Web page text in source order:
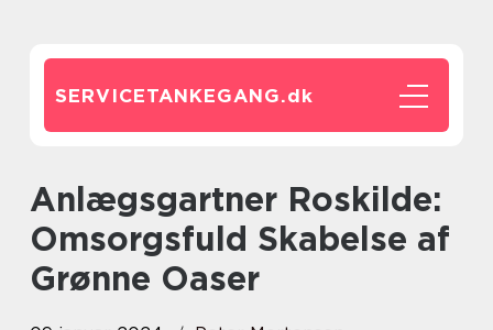
SERVICETANKEGANG.dk
Anlægsgartner Roskilde:
Omsorgsfuld Skabelse af
Grønne Oaser